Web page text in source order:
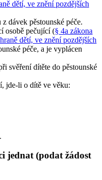
dětí, ve znění pozdějších
dávek pěstounské péče.
osobě pečující (§ 4a zákona
dětí, ve znění pozdějších
péče, a je vyplácen
svěření dítěte do pěstounské
jde-li o dítě ve věku:
jednat (podat žádost